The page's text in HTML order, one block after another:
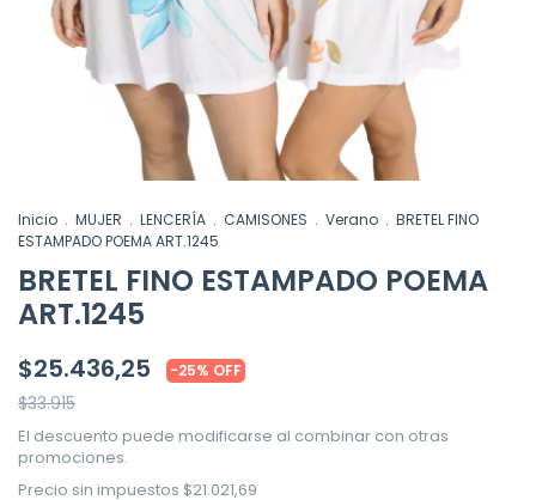
Inicio . MUJER . LENCERÍA . CAMISONES . Verano . BRETEL FINO
ESTAMPADO POEMA ART.1245
BRETEL FINO ESTAMPADO POEMA
ART.1245
$25.436,25 -25% OFF
$33.915
El descuento puede modificarse al combinar con otras
promociones.
Precio sin impuestos $21.021,69